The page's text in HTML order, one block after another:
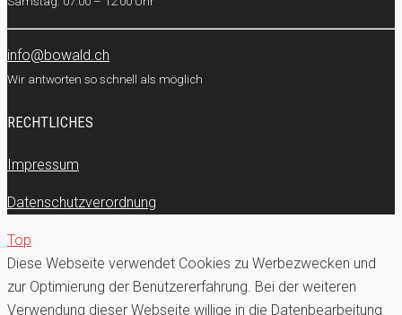
info@bowald.ch
Wir antworten so schnell als möglich
RECHTLICHES
Impressum
Datenschutzverordnung
Top
Diese Webseite verwendet Cookies zu Werbezwecken und
zur Optimierung der Benutzererfahrung. Bei der weiteren
Verwendung dieser Webseite willige in die Datenbearbeitung